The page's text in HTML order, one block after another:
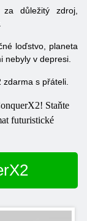
důležitý zdroj,
loďstvo, planeta
nebyly v depresi.
s přáteli.
Staňte
futuristické